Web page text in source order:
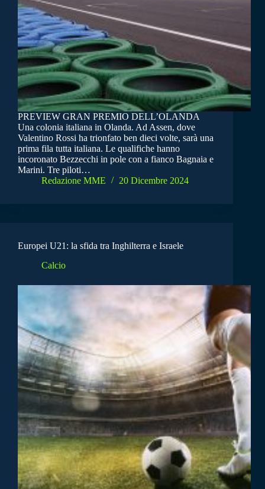
PREVIEW GRAN PREMIO DELL’OLANDA
Una colonia italiana in Olanda. Ad Assen, dove
Valentino Rossi ha trionfato ben dieci volte, sarà una
prima fila tutta italiana. Le qualifiche hanno
incoronato Bezzecchi in pole con a fianco Bagnaia e
Marini. Tre piloti…
Redazione MME
20 Dicembre 2024
Europei U21: la sfida tra Inghilterra e Israele
Calcio